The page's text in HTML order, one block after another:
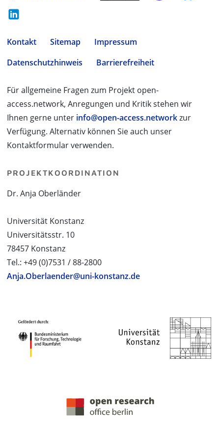
Kontakt Sitemap
Impressum
Datenschutzhinweis
Barrierefreiheit
Für allgemeine Fragen zum Projekt open-
access.network, Anregungen und Kritik stehen wir
Ihnen gerne unter info@open-access.networkzur
Verfügung. Alternativ können Sie auch unser
Kontaktformular verwenden.
PROJEKTKOORDINATION
Dr. Anja Oberländer
Universität Konstanz
Universitätsstr. 10
78457 Konstanz
Tel.: +49 (0)7531 / 88-2800
Anja.Oberlaender@uni-konstanz.de